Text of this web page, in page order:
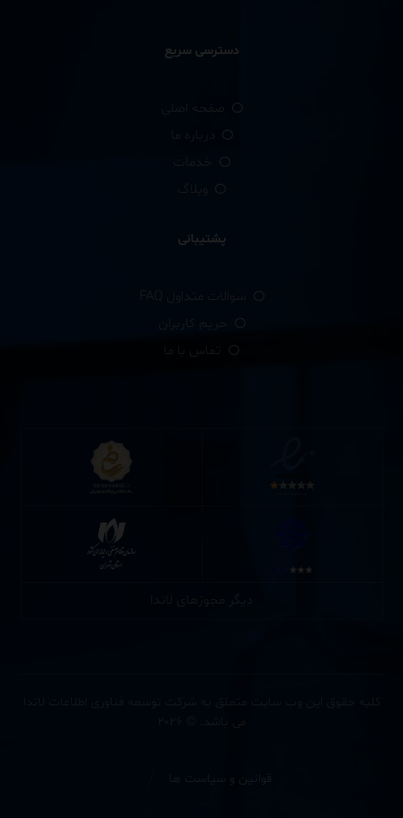
دسترسی سریع
صفحه اصلی
پشتیبانی
سوالات متداول FAQ
حریم کاربران
دیگر مجوزهای لاندا
کلیه حقوق این وب سایت متعلق به شرکت توسعه فناوری اطلاعات لاندا
قوانین و سیاست ها